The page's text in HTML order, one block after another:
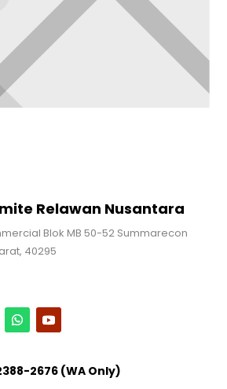
Relawan Nusantara
Blok MB 50-52 Summarecon
40295
2676 (WA Only)